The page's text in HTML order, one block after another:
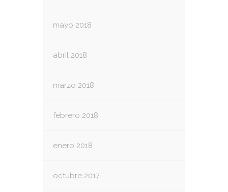
mayo 2018
abril 2018
marzo 2018
febrero 2018
enero 2018
octubre 2017